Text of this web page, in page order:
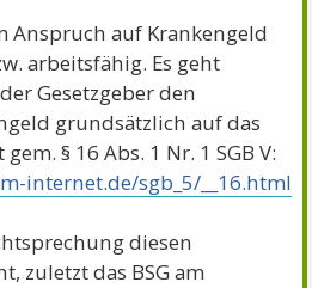
Anspruch auf Krankengeld
arbeitsfähig. Es geht
Gesetzgeber den
grundsätzlich auf das
§ 16 Abs. 1 Nr. 1 SGB V:
internet.de/sgb_5/__16.html
diesen
zuletzt das BSG am